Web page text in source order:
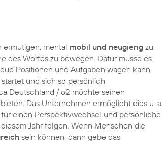
mental mobil und neugierig zu
des Wortes zu bewegen. Dafür müsse es
Positionen und Aufgaben wagen kann,
und sich so persönlich
Deutschland / o2 möchte seinen
Das Unternehmen ermöglicht dies u. a.
einen Perspektivwechsel und persönliche
Jahr folgen. Wenn Menschen die
sein können, dann gebe das